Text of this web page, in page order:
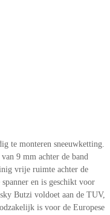
te monteren sneeuwketting.
9 mm achter de band
vrije ruimte achter de
en is geschikt voor
Butzi voldoet aan de TUV,
is voor de Europese